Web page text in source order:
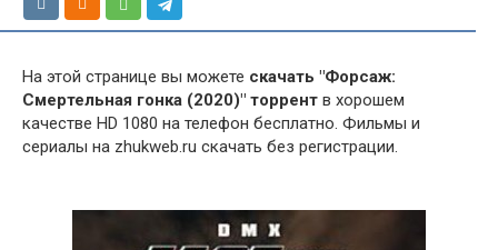
На этой странице вы можете скачать "Форсаж:
Смертельная гонка (2020)" торрент в хорошем
качестве HD 1080 на телефон бесплатно. Фильмы и
сериалы на zhukweb.ru скачать без регистрации.